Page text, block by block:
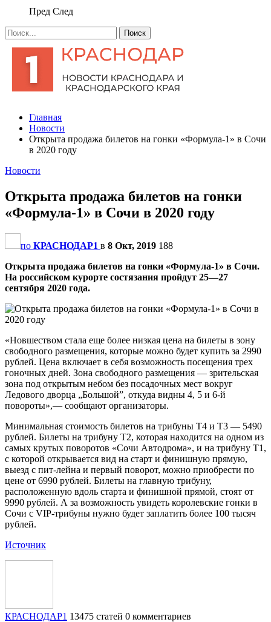
Пред След
Главная
Новости
Открыта продажа билетов на гонки «Формула-1» в Сочи
в 2020 году
Новости
Открыта продажа билетов на гонки
«Формула-1» в Сочи в 2020 году
по КРАСНОДАР1 в 8 Окт, 2019 188
Открыта продажа билетов на гонки «Формула-1» в Сочи.
На российском курорте состязания пройдут 25—27
сентября 2020 года.
«Новшеством стала еще более низкая цена на билеты в зону
свободного размещения, которые можно будет купить за 2990
рублей. Цена включает в себя возможность посещения трех
гоночных дней. Зона свободного размещения — зрительская
зона под открытым небом без посадочных мест вокруг
Ледового дворца „Большой”, откуда видны 4, 5 и 6-й
повороты»,— сообщают организаторы.
Минимальная стоимость билетов на трибуны Т4 и Т3 — 5490
рублей. Билеты на трибуну Т2, которая находится на одном из
самых крутых поворотов «Сочи Автодрома», и на трибуну T1,
с которой открывается вид на старт и финишную прямую,
выезд с пит-лейна и первый поворот, можно приобрести по
цене от 6990 рублей. Билеты на главную трибуну,
расположенную вдоль старта и финишной прямой, стоят от
9990 рублей. А за возможность увидеть королевские гонки в
Сочи с VIP-трибуны нужно будет заплатить более 100 тысяч
рублей.
Источник
КРАСНОДАР1 13475 статей 0 комментариев